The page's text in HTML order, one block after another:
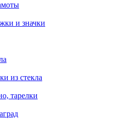
и значки
из стекла
тарелки